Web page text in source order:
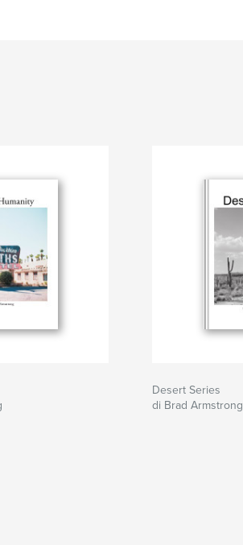
Desert Series
di Brad Armstrong